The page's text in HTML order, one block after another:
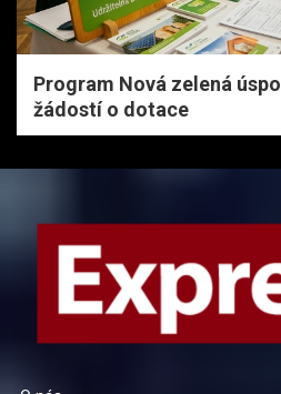
Program Nová zelená
žádostí o dotace